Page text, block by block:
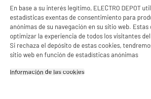
Comprados juntos habitualmente
PRECIO
En base a su interés legítimo, ELECTRO DEPOT
estadísticas exentas de consentimiento para
anónimas de su navegación en su sitio web.
optimizar la experiencia de todos los visitantes
Si rechaza el depósito de estas cookies,
sitio web en función de estadísticas anónimas
Información de las cookies‎